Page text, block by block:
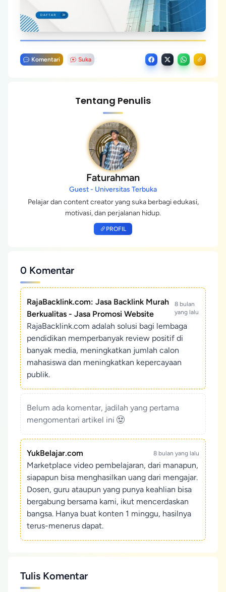
Komentari Suka
Tentang Penulis
Faturahman
Guest - Universitas Terbuka
Pelajar dan content creator yang suka berbagi edukasi,
motivasi, dan perjalanan hidup.
PROFIL
0 Komentar
RajaBacklink.com: Jasa Backlink Murah
Berkualitas - Jasa Promosi Website
8 bulan
yang lalu
RajaBacklink.com adalah solusi bagi lembaga
pendidikan memperbanyak review positif di
banyak media, meningkatkan jumlah calon
mahasiswa dan meningkatkan kepercayaan
publik.
Belum ada komentar, jadilah yang pertama
mengomentari artikel ini
YukBelajar.com 8 bulan yang lalu
Marketplace video pembelajaran, dari manapun,
siapapun bisa menghasilkan uang dari mengajar.
Dosen, guru ataupun yang punya keahlian bisa
bergabung bersama kami, ikut mencerdaskan
bangsa. Hanya buat konten 1 minggu, hasilnya
terus-menerus dapat.
Tulis Komentar